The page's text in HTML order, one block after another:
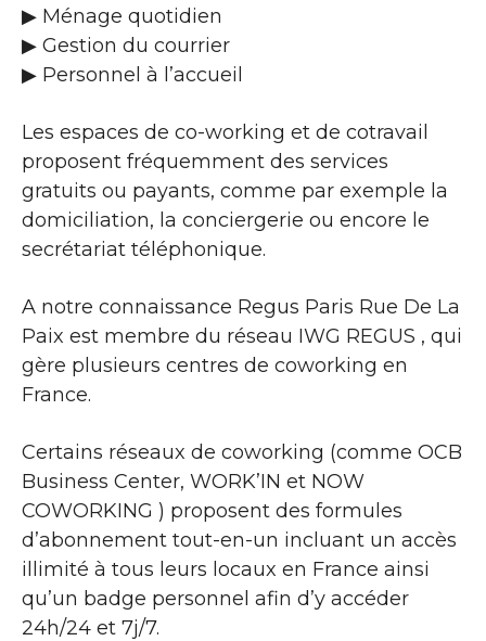
▶​ Ménage quotidien
▶​ Gestion du courrier
▶​ Personnel à l’accueil
Les espaces de co-working et de cotravail
proposent fréquemment des services
gratuits ou payants, comme par exemple la
domiciliation, la conciergerie ou encore le
secrétariat téléphonique.
A notre connaissance Regus Paris Rue De La
Paix est membre du réseau IWG REGUS , qui
gère plusieurs centres de coworking en
France.
Certains réseaux de coworking (comme OCB
Business Center, WORK’IN et NOW
COWORKING ) proposent des formules
d’abonnement tout-en-un incluant un accès
illimité à tous leurs locaux en France ainsi
qu’un badge personnel afin d’y accéder
24h/24 et 7j/7.